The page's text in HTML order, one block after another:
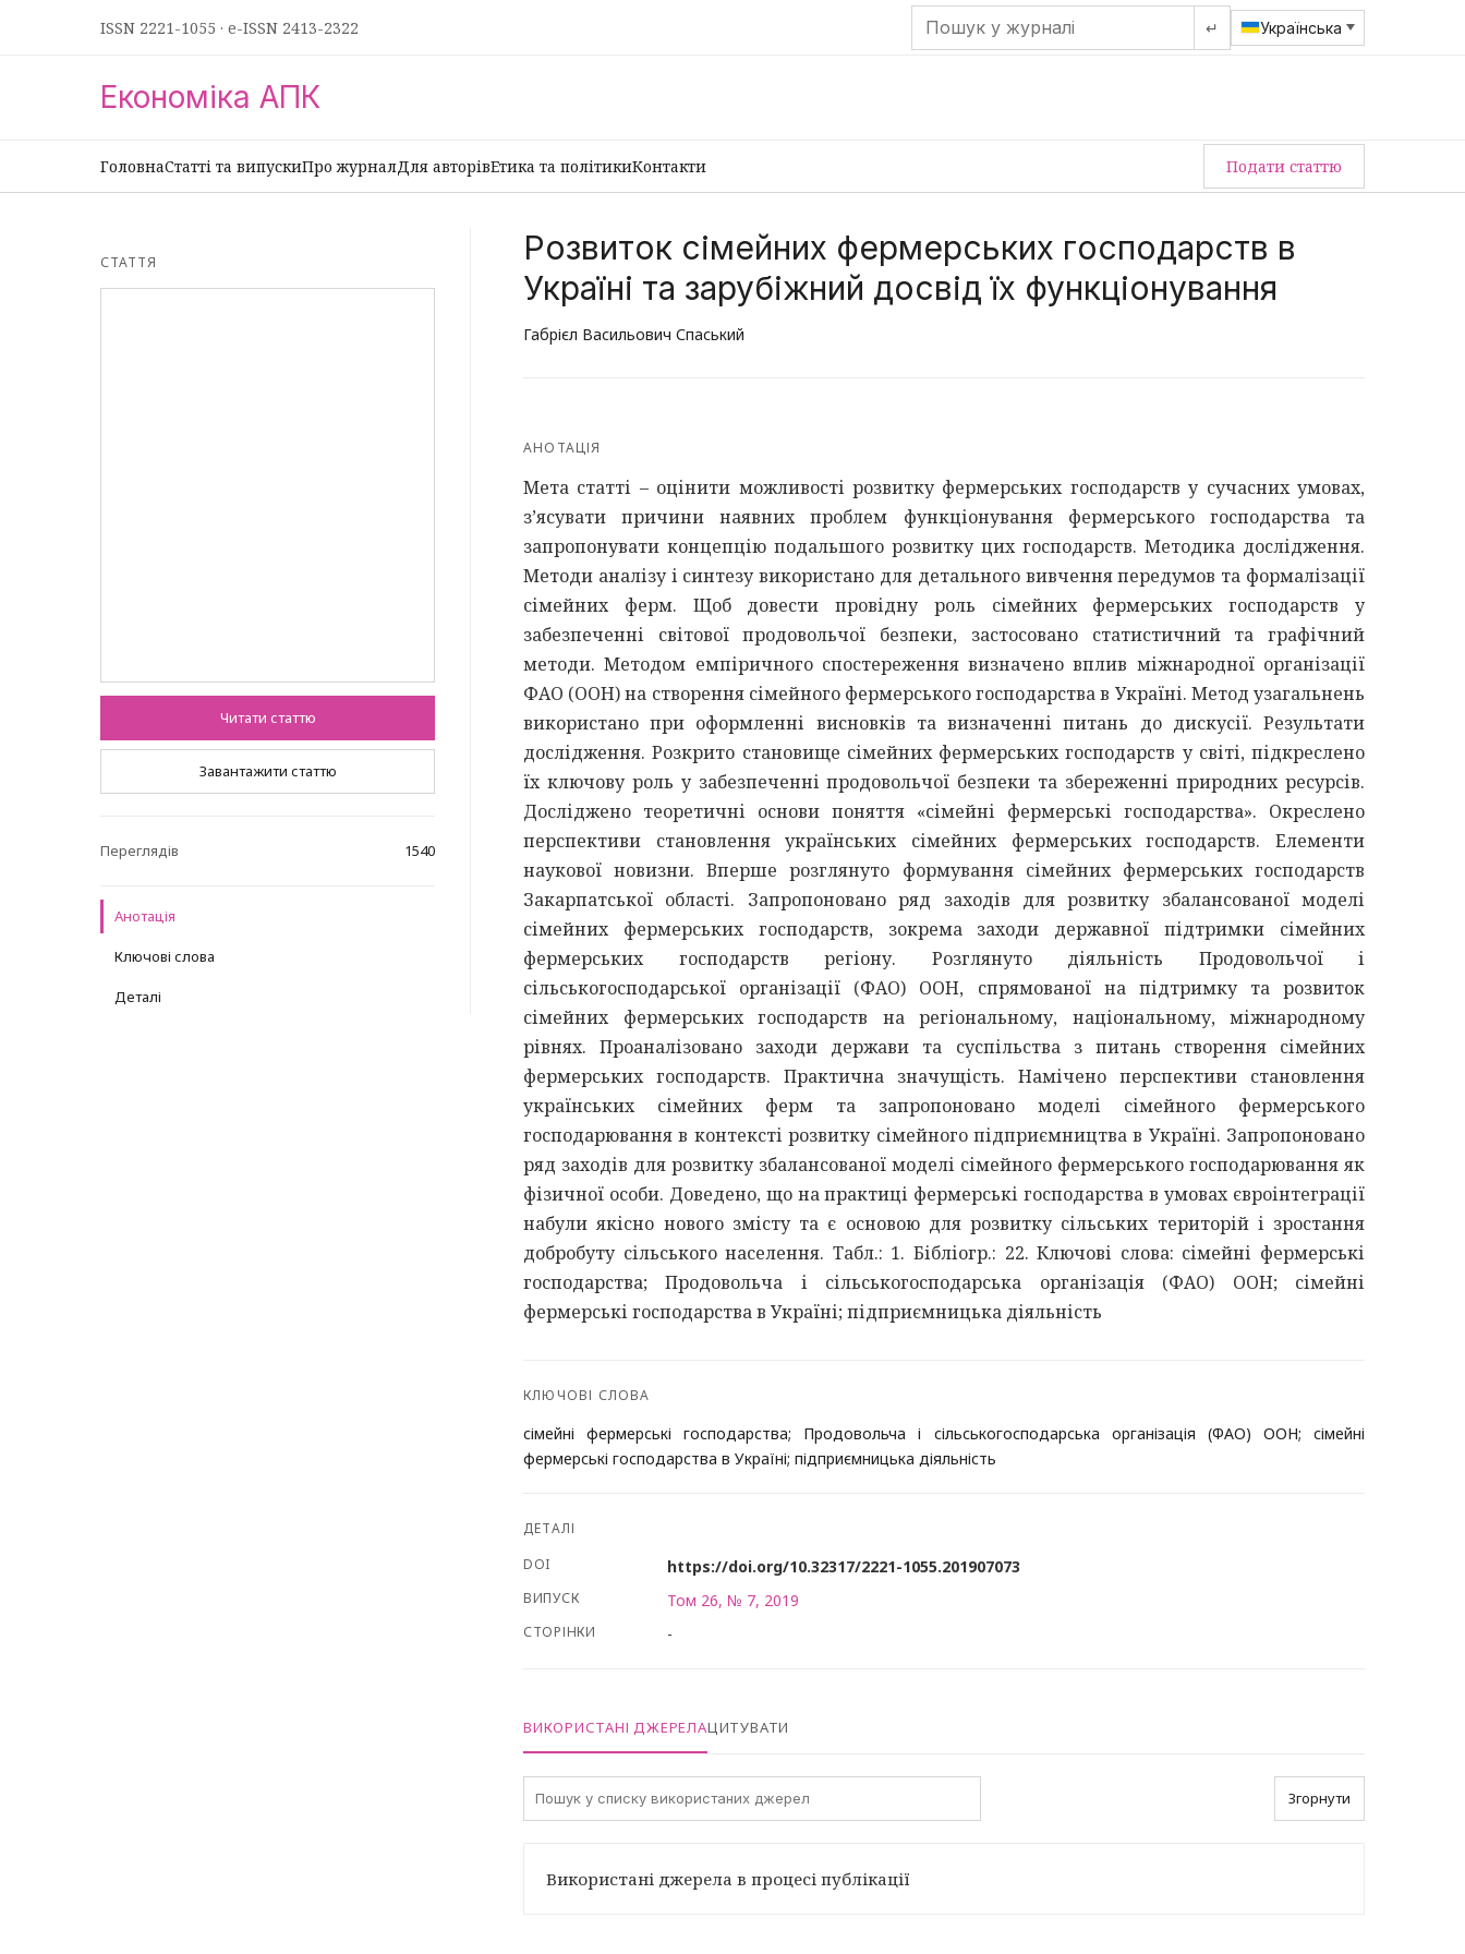
ISSN 2221-1055 · e-ISSN 2413-2322 ↵ Українська
Економіка АПК
ГоловнаСтатті та випускиПро журналДля авторівЕтика та політикиКонтакти Подати статтю
СТАТТЯ
Читати статтю
Завантажити статтю
Переглядів 1540
Анотація
Ключові слова
Деталі
Розвиток сімейних фермерських господарств в
Україні та зарубіжний досвід їх функціонування
Габрієл Васильович Спаський
АНОТАЦІЯ
Мета статті – оцінити можливості розвитку фермерських господарств у сучасних умовах,
з’ясувати причини наявних проблем функціонування фермерського господарства та
запропонувати концепцію подальшого розвитку цих господарств. Методика дослідження.
Методи аналізу і синтезу використано для детального вивчення передумов та формалізації
сімейних ферм. Щоб довести провідну роль сімейних фермерських господарств у
забезпеченні світової продовольчої безпеки, застосовано статистичний та графічний
методи. Методом емпіричного спостереження визначено вплив міжнародної організації
ФАО (ООН) на створення сімейного фермерського господарства в Україні. Метод узагальнень
використано при оформленні висновків та визначенні питань до дискусії. Результати
дослідження. Розкрито становище сімейних фермерських господарств у світі, підкреслено
їх ключову роль у забезпеченні продовольчої безпеки та збереженні природних ресурсів.
Досліджено теоретичні основи поняття «сімейні фермерські господарства». Окреслено
перспективи становлення українських сімейних фермерських господарств. Елементи
наукової новизни. Вперше розглянуто формування сімейних фермерських господарств
Закарпатської області. Запропоновано ряд заходів для розвитку збалансованої моделі
сімейних фермерських господарств, зокрема заходи державної підтримки сімейних
фермерських господарств регіону. Розглянуто діяльність Продовольчої і
сільськогосподарської організації (ФАО) ООН, спрямованої на підтримку та розвиток
сімейних фермерських господарств на регіональному, національному, міжнародному
рівнях. Проаналізовано заходи держави та суспільства з питань створення сімейних
фермерських господарств. Практична значущість. Намічено перспективи становлення
українських сімейних ферм та запропоновано моделі сімейного фермерського
господарювання в контексті розвитку сімейного підприємництва в Україні. Запропоновано
ряд заходів для розвитку збалансованої моделі сімейного фермерського господарювання як
фізичної особи. Доведено, що на практиці фермерські господарства в умовах євроінтеграції
набули якісно нового змісту та є основою для розвитку сільських територій і зростання
добробуту сільського населення. Табл.: 1. Бібліогр.: 22. Ключові слова: сімейні фермерські
господарства; Продовольча і сільськогосподарська організація (ФАО) ООН; сімейні
фермерські господарства в Україні; підприємницька діяльність
КЛЮЧОВІ СЛОВА
сімейні фермерські господарства; Продовольча і сільськогосподарська організація (ФАО) ООН; сімейні
фермерські господарства в Україні; підприємницька діяльність
ДЕТАЛІ
DOI
https://doi.org/10.32317/2221-1055.201907073
ВИПУСК Том 26, № 7, 2019
СТОРІНКИ -
ВИКОРИСТАНІ ДЖЕРЕЛАЦИТУВАТИ
Згорнути
Використані джерела в процесі публікації